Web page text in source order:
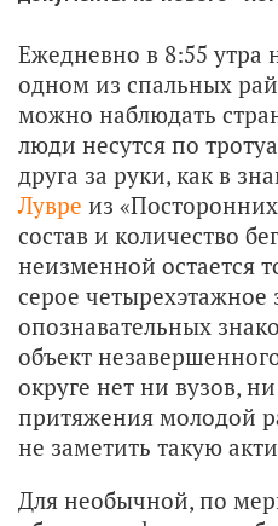
Ежедневно в 8:55 утра
одном из спальных
можно наблюдать
люди несутся по
друга за руки, как в
Лувре из
состав и количество
неизменной остается
серое четырехэтажное
опознавательных
объект
округе нет ни вузов,
притяжения молодой
не заметить такую
Для необычной, по